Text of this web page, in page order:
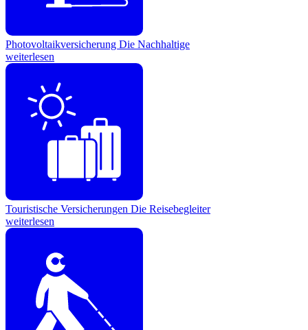
Photovoltaikversicherung Die Nachhaltige
weiterlesen
Touristische Versicherungen Die Reisebegleiter
weiterlesen